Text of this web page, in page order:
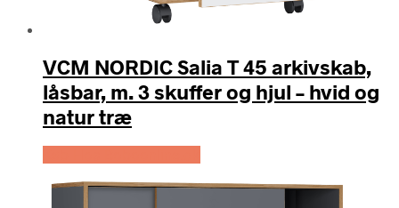
VCM NORDIC Salia T 45 arkivskab,
låsbar, m. 3 skuffer og hjul – hvid og
natur træ